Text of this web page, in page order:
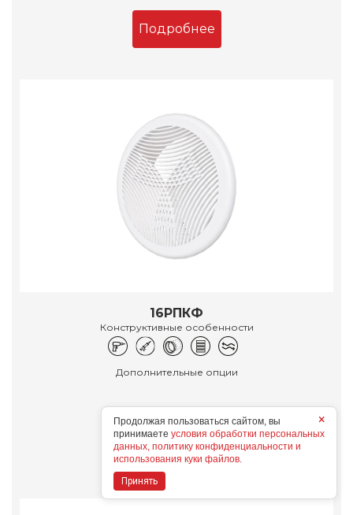
Подробнее
16РПКФ
Конструктивные особенности
Дополнительные опции
Подробнее
×
Продолжая пользоваться сайтом, вы
принимаете условия обработки персональных
данных, политику конфиденциальности и
использования куки файлов.
Принять